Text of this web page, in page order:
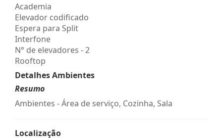
Academia
Elevador codificado
Espera para Split
Interfone
N° de elevadores - 2
Rooftop
Detalhes Ambientes
Resumo
Ambientes - Área de serviço, Cozinha, Sala
Localização